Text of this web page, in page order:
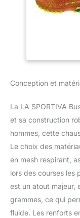
Conception et
La LA SPORTIVA
et sa construction
hommes, cette
Le choix des
en mesh respirant,
lors des courses les
est un atout majeur,
grammes, ce qui
fluide. Les renforts